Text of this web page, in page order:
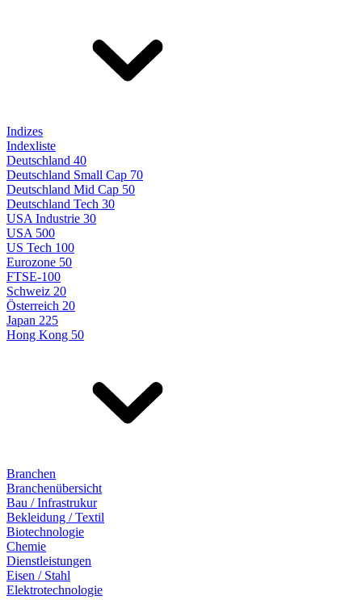
Indizes
Indexliste
Deutschland 40
Deutschland Small Cap 70
Deutschland Mid Cap 50
Deutschland Tech 30
USA Industrie 30
USA 500
US Tech 100
Eurozone 50
FTSE-100
Schweiz 20
Österreich 20
Japan 225
Hong Kong 50
Branchen
Branchenübersicht
Bau / Infrastrukur
Bekleidung / Textil
Biotechnologie
Chemie
Dienstleistungen
Eisen / Stahl
Elektrotechnologie